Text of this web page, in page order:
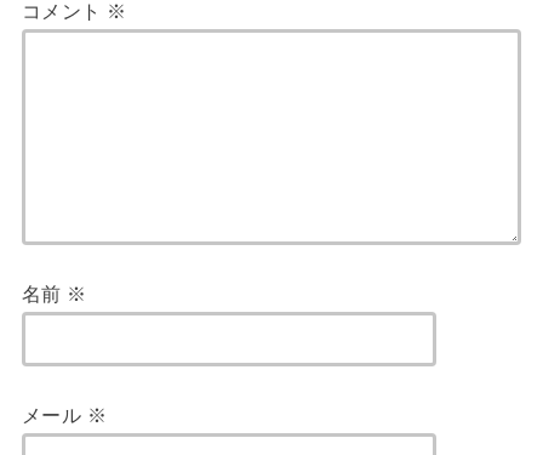
コメント ※
名前 ※
メール ※